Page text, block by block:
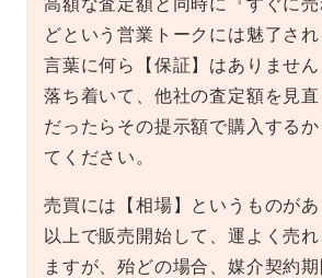
どという営業トークには魅了さ
言葉に何ら【保証】はありませ
落ち着いて、他社の査定額を見
だったらその提示額で購入する
てください。
売買には【相場】というものが
以上で販売開始して、運よく売
ますが、殆どの場合、媒介契約